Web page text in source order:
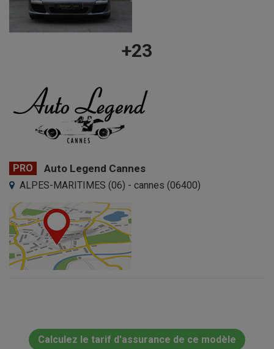
+23
PRO Auto Legend Cannes
ALPES-MARITIMES (06) - cannes (06400)
Calculez le tarif d'assurance de ce modèle